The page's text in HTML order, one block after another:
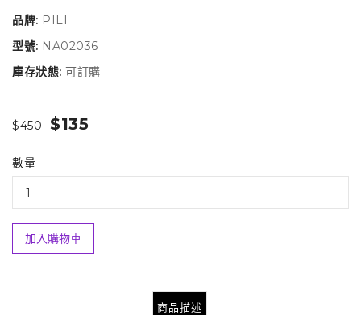
品牌: PILI
型號: NA02036
庫存狀態: 可訂購
$450 $135
數量
加入購物車
商品描述